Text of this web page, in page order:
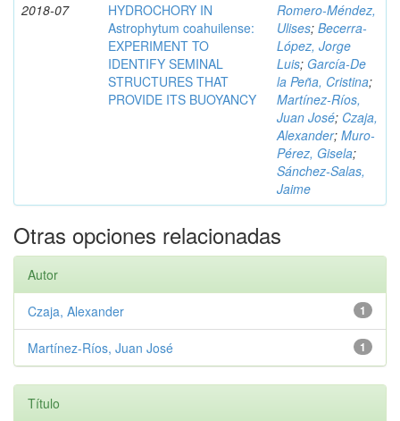
2018-07
HYDROCHORY IN
Astrophytum coahuilense:
EXPERIMENT TO
IDENTIFY SEMINAL
STRUCTURES THAT
PROVIDE ITS BUOYANCY
Romero-Méndez,
Ulises; Becerra-
López, Jorge
Luis; García-De
la Peña, Cristina;
Martínez-Ríos,
Juan José; Czaja,
Alexander; Muro-
Pérez, Gisela;
Sánchez-Salas,
Jaime
Otras opciones relacionadas
Autor
1
Czaja, Alexander
1
Martínez-Ríos, Juan José
Título